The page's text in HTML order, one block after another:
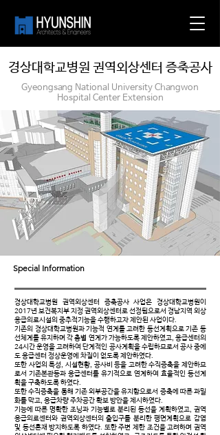
경상대학교병원 권역외상센터 증축공사
Gyeongsang National University Changwon
Hospital Center Extension
Special Information
경상대학교병원 권역외상센터 증축공사 사업은 경상대학교병원이
2017년 보건복지부 지정 권역외상센터로 선정됨으로서 경남지역 외상
응급의료시설의 중추적기능을 수행하고자 제안된 사업이다.
기존의 경상대학교병원과 기능적 연계를 고려한 동선계획으로 기존 동
선체계를 유지하며 각 층별 연계가 가능하도록 제안하였고, 응급센터의
24시간 운영을 고려하여 단계적인 공사계획을 수립하므로서 공사 중에
도 응급센터 정상운영에 차질이 없도록 제안하였다.
또한 사업의 특성, 시설현황, 공사비 등을 고려한 수직증축을 제안하므
로서 기존본관동과 응급센터를 유기적으로 연계하여 효율적인 동선계
획을 구축하도록 하였다.
또한 수직증축을 통해 기존 외부공간을 유지함으로서 증축에 따른 과밀
화를 막고, 응급차량 주차공간 확보 방안을 제시하였다.
기능에 따른 명확한 조닝과 기능별로 분리된 동선을 계획하였고, 권역
응급의료센터와 권역외상센터의 출입구를 분리한 평면계획으로 감염
및 동선혼재 방지하도록 하였다. 또한 주변 제한 조건을 고려하며 권역